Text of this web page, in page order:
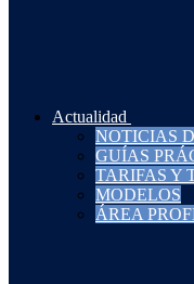
Actualidad
NOTICIAS
GUÍAS
TARIFAS Y
MODELOS
ÁREA